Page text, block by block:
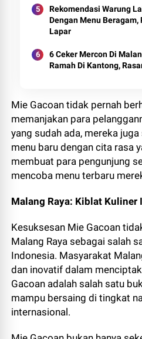
Rekomendasi Warung
Dengan Menu
Lapar
6 Ceker Mercon Di
Ramah Di Kantong,
Mie Gacoan tidak pernah
memanjakan para
yang sudah ada, mereka
menu baru dengan cita rasa
membuat para pengunjung
mencoba menu terbaru
Malang Raya: Kiblat Kuliner
Kesuksesan Mie Gacoan
Malang Raya sebagai salah
Indonesia. Masyarakat
dan inovatif dalam
Gacoan adalah salah satu
mampu bersaing di tingkat
internasional.